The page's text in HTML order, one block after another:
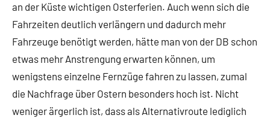
an der Küste wichtigen Osterferien. Auch wenn sich die
Fahrzeiten deutlich verlängern und dadurch mehr
Fahrzeuge benötigt werden, hätte man von der DB schon
etwas mehr Anstrengung erwarten können, um
wenigstens einzelne Fernzüge fahren zu lassen, zumal
die Nachfrage über Ostern besonders hoch ist. Nicht
weniger ärgerlich ist, dass als Alternativroute lediglich